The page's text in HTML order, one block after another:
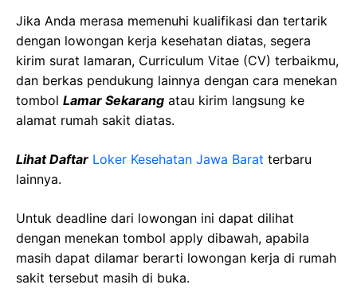
Jika Anda merasa memenuhi kualifikasi dan tertarik
dengan lowongan kerja kesehatan diatas, segera
kirim surat lamaran, Curriculum Vitae (CV) terbaikmu,
dan berkas pendukung lainnya dengan cara menekan
tombol Lamar Sekarang atau kirim langsung ke
alamat rumah sakit diatas.
Lihat Daftar Loker Kesehatan Jawa Barat terbaru
lainnya.
Untuk deadline dari lowongan ini dapat dilihat
dengan menekan tombol apply dibawah, apabila
masih dapat dilamar berarti lowongan kerja di rumah
sakit tersebut masih di buka.